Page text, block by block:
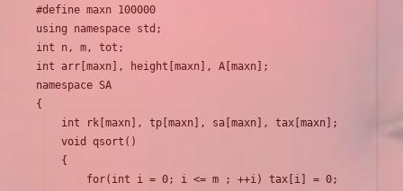
#define maxn 100000
using namespace std;
int n, m, tot;
int arr[maxn], height[maxn], A[maxn];
namespace SA
{
    int rk[maxn], tp[maxn], sa[maxn], tax[maxn];
    void qsort()
    {
        for(int i = 0; i <= m ; ++i) tax[i] = 0;